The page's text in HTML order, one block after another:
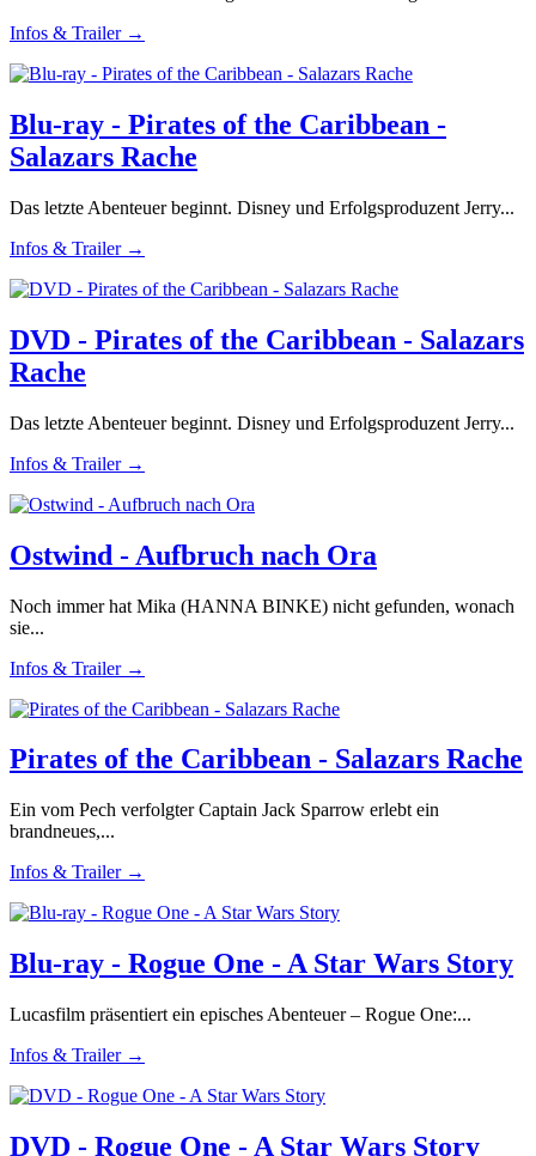
Infos & Trailer →
Blu-ray - Pirates of the Caribbean -
Salazars Rache
Das letzte Abenteuer beginnt. Disney und Erfolgsproduzent Jerry...
Infos & Trailer →
DVD - Pirates of the Caribbean - Salazars
Rache
Das letzte Abenteuer beginnt. Disney und Erfolgsproduzent Jerry...
Infos & Trailer →
Ostwind - Aufbruch nach Ora
Noch immer hat Mika (HANNA BINKE) nicht gefunden, wonach
sie...
Infos & Trailer →
Pirates of the Caribbean - Salazars Rache
Ein vom Pech verfolgter Captain Jack Sparrow erlebt ein
brandneues,...
Infos & Trailer →
Blu-ray - Rogue One - A Star Wars Story
Lucasfilm präsentiert ein episches Abenteuer – Rogue One:...
Infos & Trailer →
DVD - Rogue One - A Star Wars Story